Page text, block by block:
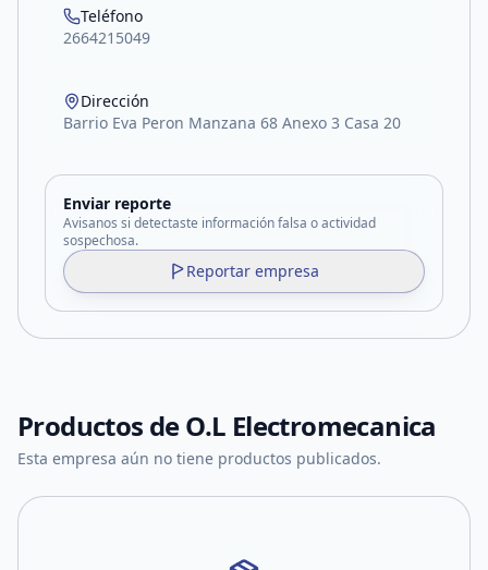
Teléfono
2664215049
Dirección
Barrio Eva Peron Manzana 68 Anexo 3 Casa 20
Enviar reporte
Avisanos si detectaste información falsa o actividad
sospechosa.
Reportar empresa
Productos deO.L Electromecanica
Esta empresa aún no tiene productos publicados.